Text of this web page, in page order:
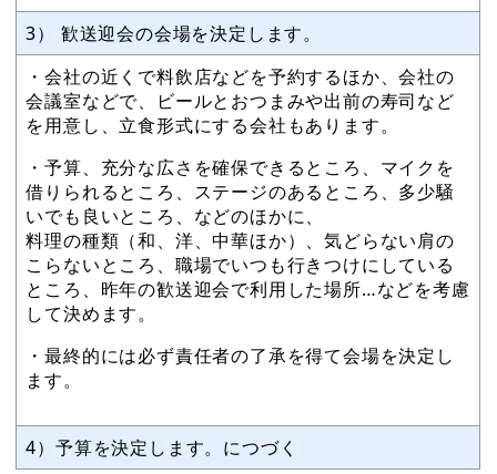
3） 歓送迎会の会場を決定します。
・会社の近くで料飲店などを予約するほか、会社の
会議室などで、ビールとおつまみや出前の寿司など
を用意し、立食形式にする会社もあります。
・予算、充分な広さを確保できるところ、マイクを
借りられるところ、ステージのあるところ、多少騒
いでも良いところ、などのほかに、
料理の種類（和、洋、中華ほか）、気どらない肩の
こらないところ、職場でいつも行きつけにしている
ところ、昨年の歓送迎会で利用した場所…などを考慮
して決めます。
・最終的には必ず責任者の了承を得て会場を決定し
ます。
4）予算を決定します。につづく